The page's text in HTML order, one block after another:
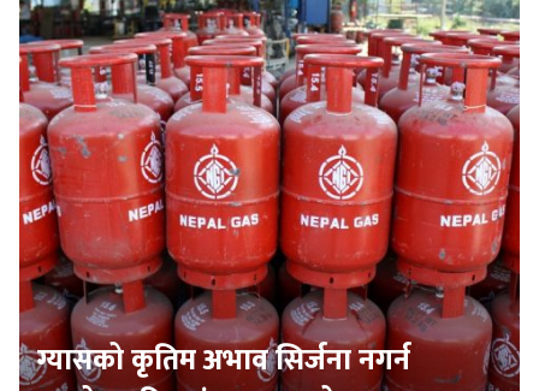
ग्यासको कृतिम अभाव सिर्जना नगर्न